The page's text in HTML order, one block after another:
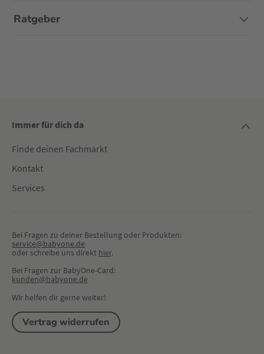
Ratgeber
Immer für dich da
Finde deinen Fachmarkt
Kontakt
Services
Bei Fragen zu deiner Bestellung oder Produkten:
service@babyone.de
oder schreibe uns direkt hier.
Bei Fragen zur BabyOne-Card:
kunden@babyone.de
Wir helfen dir gerne weiter!
Vertrag widerrufen